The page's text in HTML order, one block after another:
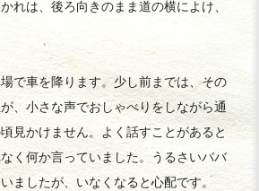
れは、後ろ向きのまま道の横によけ、
で車を降ります。少し前までは、その
、小さな声でおしゃべりをしながら通
見かけません。よく話すことがあると
く何か言っていました。うるさいババ
ましたが、いなくなると心配です。